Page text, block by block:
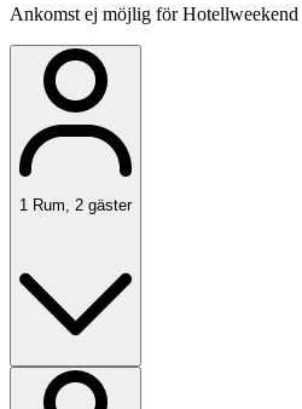
Ankomst ej möjlig för Hotellweekend
1 Rum, 2 gäster